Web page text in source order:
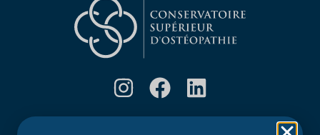
Rubriques